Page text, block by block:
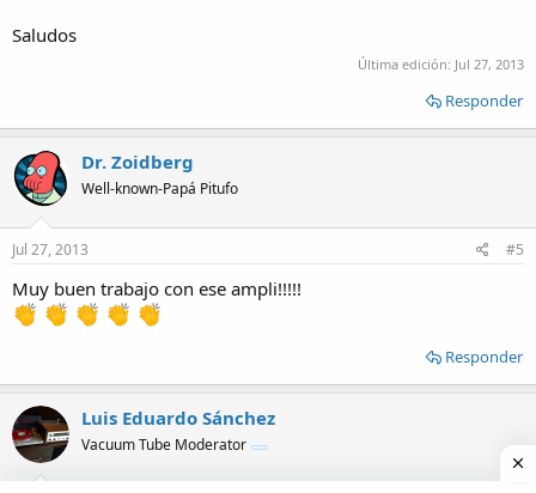
Saludos
Última edición: Jul 27, 2013
Responder
Dr. Zoidberg
Well-known-Papá Pitufo
Jul 27, 2013 #5
Muy buen trabajo con ese ampli!!!!!
Responder
Luis Eduardo Sánchez
Vacuum Tube Moderator